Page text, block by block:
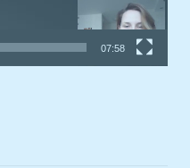
07:58